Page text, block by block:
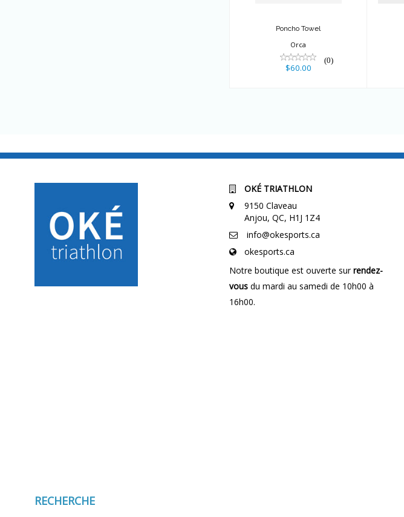
Poncho Towel
Orca
(0)
$60.00
OKÉ TRIATHLON
9150 Claveau
Anjou, QC, H1J 1Z4
info@okesports.ca
okesports.ca
Notre boutique est ouverte surrendez-
vous du mardi au samedi de 10h00 à
16h00.
RECHERCHE